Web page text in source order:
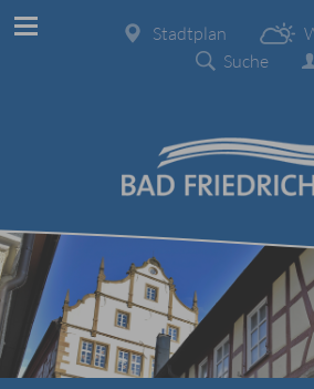
Stadtplan
Suche